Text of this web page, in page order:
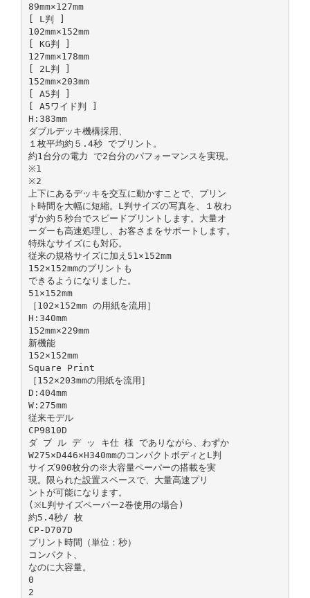
89mm×127mm
[ L判 ]
102mm×152mm
[ KG判 ]
127mm×178mm
[ 2L判 ]
152mm×203mm
[ A5判 ]
[ A5ワイド判 ]
H:383mm
ダブルデッキ機構採用、
１枚平均約５.4秒 でプリント。
約1台分の電力 で2台分のパフォーマンスを実現。
※1
※2
上下にあるデッキを交互に動かすことで、プリン
ト時間を大幅に短縮。L判サイズの写真を、１枚わ
ずか約５秒台でスピードプリントします。大量オ
ーダーも高速処理し、お客さまをサポートします。
特殊なサイズにも対応。
従来の規格サイズに加え51×152mm
152×152mmのプリントも
できるようになりました。
51×152mm
［102×152mm の用紙を流用］
H:340mm
152mm×229mm
新機能
152×152mm
Square Print
［152×203mmの用紙を流用］
D:404mm
W:275mm
従来モデル
CP9810D
ダ ブ ル デ ッ キ仕 様 でありながら、わずか
W275×D446×H340mmのコンパクトボディとL判
サイズ900枚分の※大容量ペーパーの搭載を実
現。限られた設置スペースで、大量高速プリ
ントが可能になります。
(※L判サイズペーパー2巻使用の場合)
約5.4秒/ 枚
CP-D707D
プリント時間（単位：秒）
コンパクト、
なのに大容量。
0
2